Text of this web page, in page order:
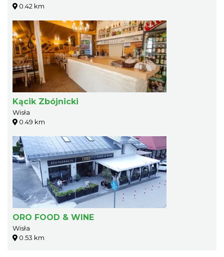
0.42 km
Kącik Zbójnicki
Wisła
0.49 km
ORO FOOD & WINE
Wisła
0.53 km